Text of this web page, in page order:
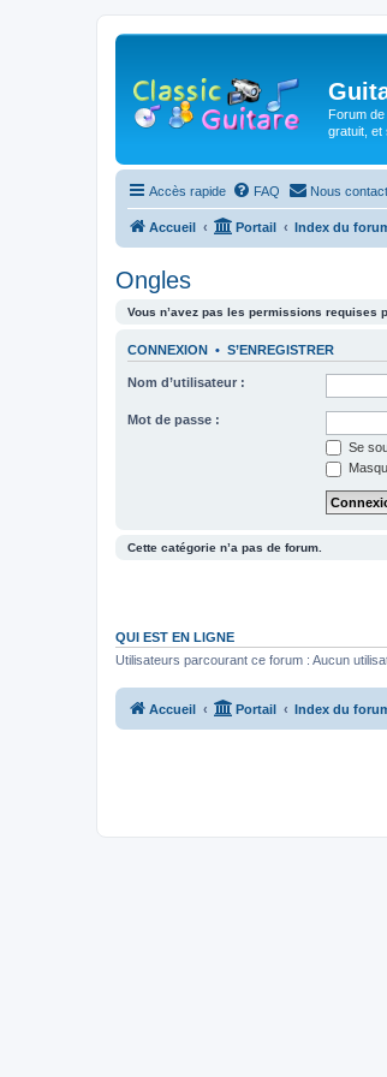
Forum
gratuit, et
Accès rapide FAQ Nous
Accueil Portail Index du
Ongles
Vous n’avez pas les permissions requises
CONNEXION • S’ENREGISTRER
Nom d’utilisateur :
Mot de passe :
Se
Cette catégorie n’a pas de forum.
QUI EST EN LIGNE
Utilisateurs parcourant ce forum : Aucun
Accueil Portail Index du